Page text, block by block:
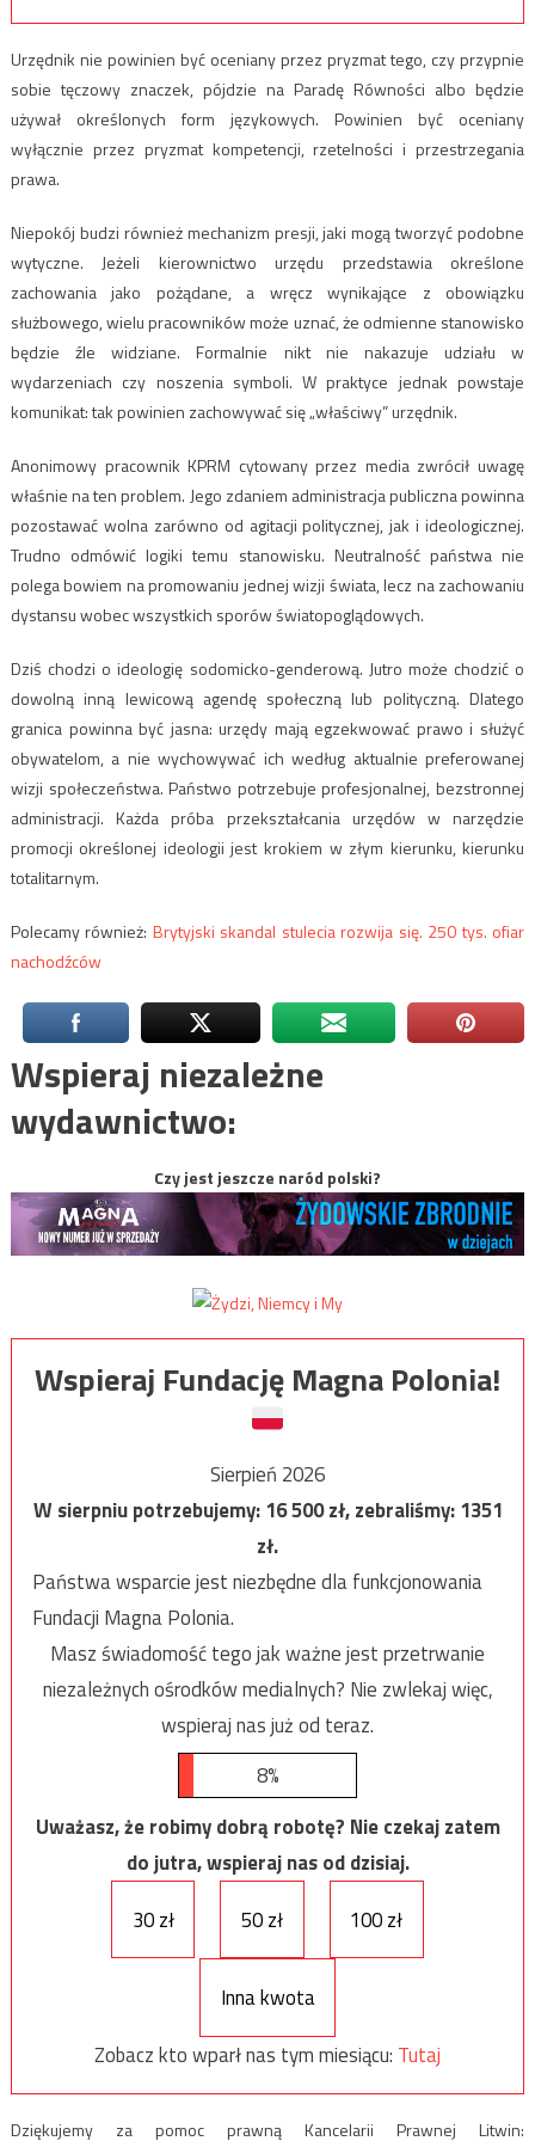
Urzędnik nie powinien być oceniany przez pryzmat tego, czy przypnie
sobie tęczowy znaczek, pójdzie na Paradę Równości albo będzie
używał określonych form językowych. Powinien być oceniany
wyłącznie przez pryzmat kompetencji, rzetelności i przestrzegania
prawa.
Niepokój budzi również mechanizm presji, jaki mogą tworzyć podobne
wytyczne. Jeżeli kierownictwo urzędu przedstawia określone
zachowania jako pożądane, a wręcz wynikające z obowiązku
służbowego, wielu pracowników może uznać, że odmienne stanowisko
będzie źle widziane. Formalnie nikt nie nakazuje udziału w
wydarzeniach czy noszenia symboli. W praktyce jednak powstaje
komunikat: tak powinien zachowywać się „właściwy” urzędnik.
Anonimowy pracownik KPRM cytowany przez media zwrócił uwagę
właśnie na ten problem. Jego zdaniem administracja publiczna powinna
pozostawać wolna zarówno od agitacji politycznej, jak i ideologicznej.
Trudno odmówić logiki temu stanowisku. Neutralność państwa nie
polega bowiem na promowaniu jednej wizji świata, lecz na zachowaniu
dystansu wobec wszystkich sporów światopoglądowych.
Dziś chodzi o ideologię sodomicko-genderową. Jutro może chodzić o
dowolną inną lewicową agendę społeczną lub polityczną. Dlatego
granica powinna być jasna: urzędy mają egzekwować prawo i służyć
obywatelom, a nie wychowywać ich według aktualnie preferowanej
wizji społeczeństwa. Państwo potrzebuje profesjonalnej, bezstronnej
administracji. Każda próba przekształcania urzędów w narzędzie
promocji określonej ideologii jest krokiem w złym kierunku, kierunku
totalitarnym.
Polecamy również: Brytyjski skandal stulecia rozwija się. 250 tys. ofiar
nachodźców
Wspieraj niezależne
wydawnictwo:
Czy jest jeszcze naród polski?
Wspieraj Fundację Magna Polonia!
Sierpień 2026
W sierpniu potrzebujemy:16 500zł, zebraliśmy:1351
zł.
Państwa wsparcie jest niezbędne dla funkcjonowania
Fundacji Magna Polonia.
Masz świadomość tego jak ważne jest przetrwanie
niezależnych ośrodków medialnych? Nie zwlekaj więc,
wspieraj nas już od teraz.
8%
Uważasz, że robimy dobrą robotę? Nie czekaj zatem
do jutra, wspieraj nas od dzisiaj.
30 zł
50 zł 100 zł
Inna kwota
Zobacz kto wparł nas tym miesiącu: Tutaj
Dziękujemy za pomoc prawną Kancelarii Prawnej Litwin: